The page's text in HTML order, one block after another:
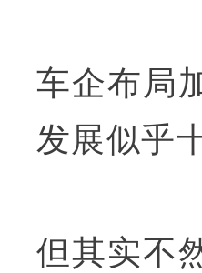
车企布局
发展似乎
但其实不